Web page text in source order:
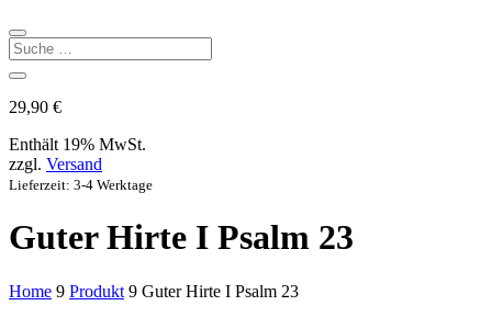
29,90 €
Enthält 19% MwSt.
zzgl. Versand
Lieferzeit: 3-4 Werktage
Guter Hirte I Psalm 23
Home 9 Produkt 9 Guter Hirte I Psalm 23